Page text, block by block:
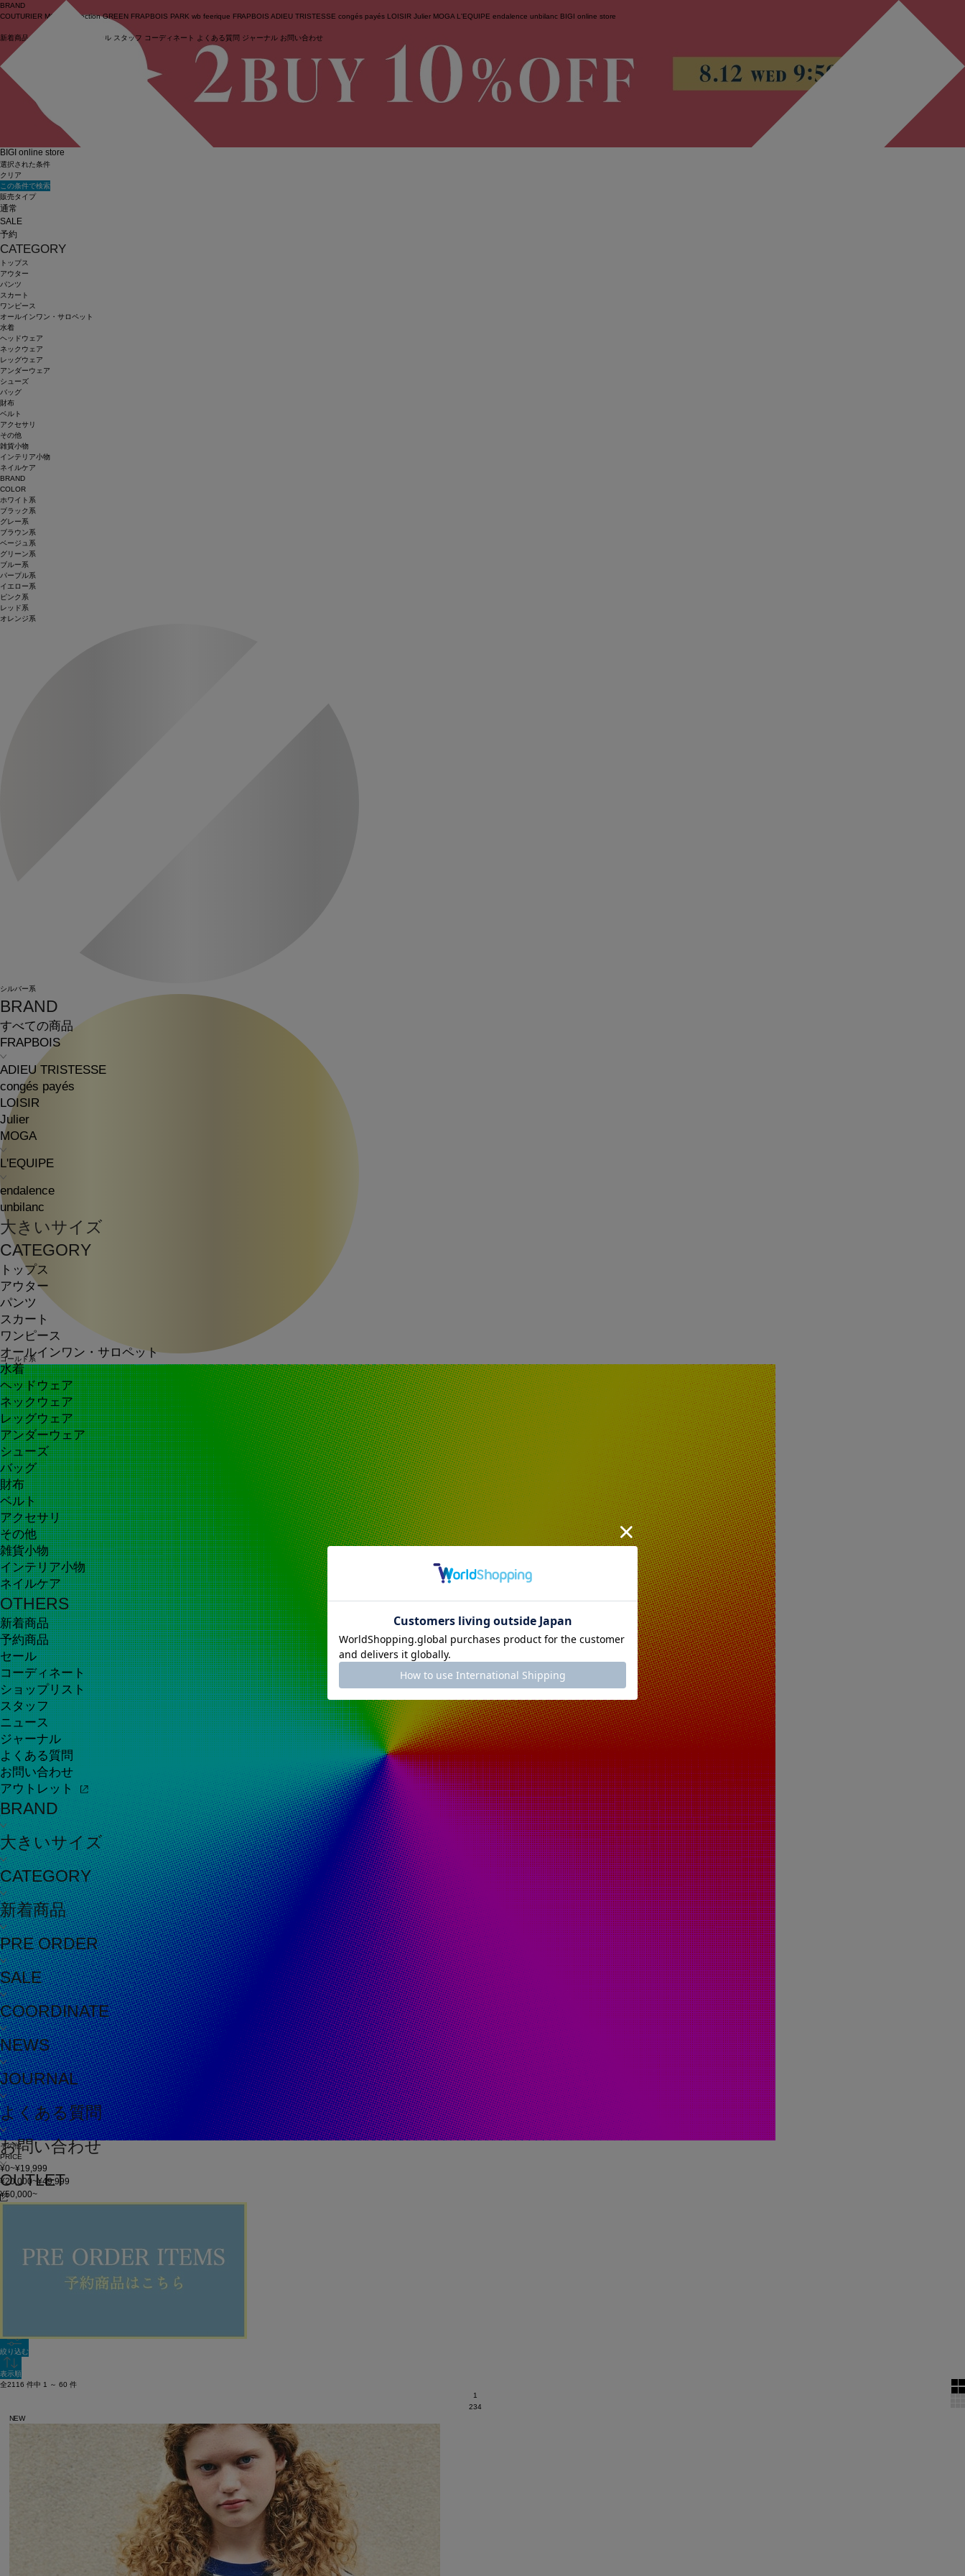
ログイン
BRAND
COUTURIER MOGA Collection GREEN FRAPBOIS PARK wb feerique FRAPBOIS ADIEU TRISTESSE congés payés LOISIR Julier MOGA L'EQUIPE endalence unbilanc BIGI online store
新着商品 (ライブ) セール スタッフ コーディネート よくある質問 ジャーナル お問い合わせ
BRAND
すべての商品
FRAPBOIS
ADIEU TRISTESSE
congés payés
LOISIR
Julier
MOGA
L'EQUIPE
endalence
unbilanc
大きいサイズ
CATEGORY
トップス
アウター
パンツ
スカート
ワンピース
オールインワン・サロペット
水着
ヘッドウェア
ネックウェア
レッグウェア
アンダーウェア
シューズ
バッグ
財布
ベルト
アクセサリ
その他
雑貨小物
インテリア小物
ネイルケア
OTHERS
新着商品
予約商品
セール
コーディネート
ショップリスト
スタッフ
ニュース
ジャーナル
よくある質問
お問い合わせ
アウトレット
BRAND
大きいサイズ
CATEGORY
新着商品
PRE ORDER
SALE
COORDINATE
NEWS
JOURNAL
よくある質問
お問い合わせ
OUTLET
BIGI online store
選択された条件
クリア
この条件で検索
販売タイプ
通常
SALE
予約
CATEGORY
トップス
アウター
パンツ
スカート
ワンピース
オールインワン・サロペット
水着
ヘッドウェア
ネックウェア
レッグウェア
アンダーウェア
シューズ
バッグ
財布
ベルト
アクセサリ
その他
雑貨小物
インテリア小物
ネイルケア
BRAND
COLOR
ホワイト系
ブラック系
グレー系
ブラウン系
ベージュ系
グリーン系
ブルー系
パープル系
イエロー系
ピンク系
レッド系
オレンジ系
シルバー系
ゴールド系
その他
PRICE
¥0~¥19,999
¥20,000~¥49,999
¥50,000~
在庫
新着順
絞り込む
表示順
全2116 件中 1 ～ 60 件
1
234
NEW